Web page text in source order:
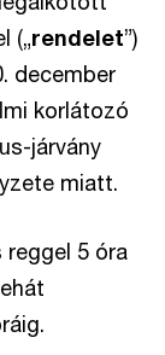
(„rendelet”)
december
korlátozó
járvány
miatt.
reggel 5 óra